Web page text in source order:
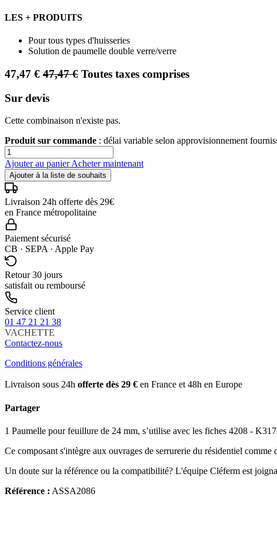
LES + PRODUITS
Pour tous types d'huisseries
Solution de paumelle double verre/verre
47,47 € 47,47€ Toutes taxes comprises
Sur devis
Cette combinaison n'existe pas.
Produit sur commande : délai variable selon approvisionnement
Ajouter au panierAcheter maintenant
Ajouter à la liste de souhaits
Livraison 24h offerte dès 29€
en France métropolitaine
Paiement sécurisé
CB · SEPA · Apple Pay
Retour 30 jours
satisfait ou remboursé
Service client
01 47 21 21 38
VACHETTE
Contactez-nous
Conditions générales
Livraison sous 24h offerte dès 29 € en France et 48h en Europe
Partager
1 Paumelle pour feuillure de 24 mm, s’utilise avec les fiches 4208 -
Ce composant s'intègre aux ouvrages de serrurerie du résidentiel comme
Un doute sur la référence ou la compatibilité? L'équipe Cléferm est
Référence : ASSA2086